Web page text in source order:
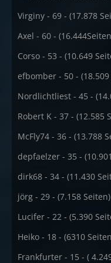
Virginy - 69 - (17.878
Axel - 60 -
Corso - 53 - (10.649
efbomber - 50 -
Nordlichtliest - 45 -
Robert K - 37 - (12.585
McFly74 - 36 - (13.788
depfaelzer - 35 -
dirk68 - 34 - (11.430
jörg - 29 - (7.158 Seiten)
Lucifer - 22 - (5.390
Heiko - 18 - (6310
Frankfurter - 15 - (